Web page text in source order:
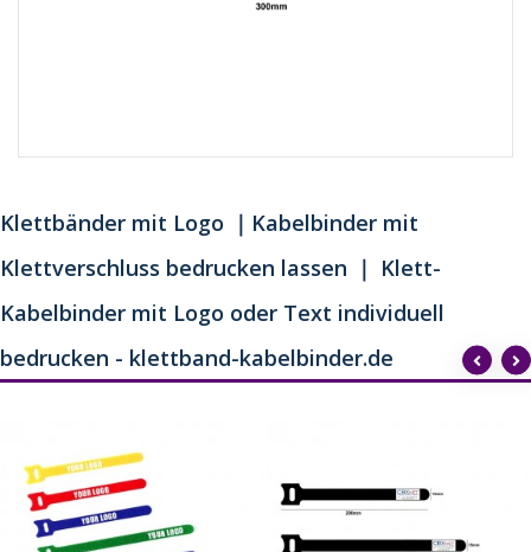
Klettbänder mit Logo ｜Kabelbinder mit
Klettverschluss bedrucken lassen ｜ Klett-
Kabelbinder mit Logo oder Text individuell
bedrucken - klettband-kabelbinder.de